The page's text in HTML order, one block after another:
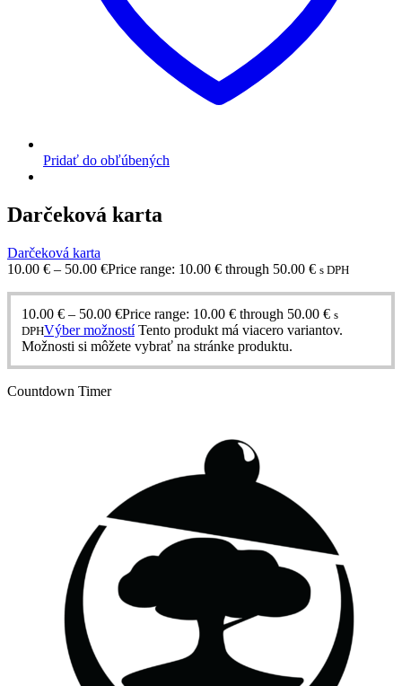
Pridať do obľúbených
Darčeková karta
Darčeková karta
10.00 € – 50.00 €Price range: 10.00 € through 50.00 € s DPH
10.00 € – 50.00 €Price range: 10.00 € through 50.00 € s
DPHVýber možností Tento produkt má viacero variantov.
Možnosti si môžete vybrať na stránke produktu.
Countdown Timer